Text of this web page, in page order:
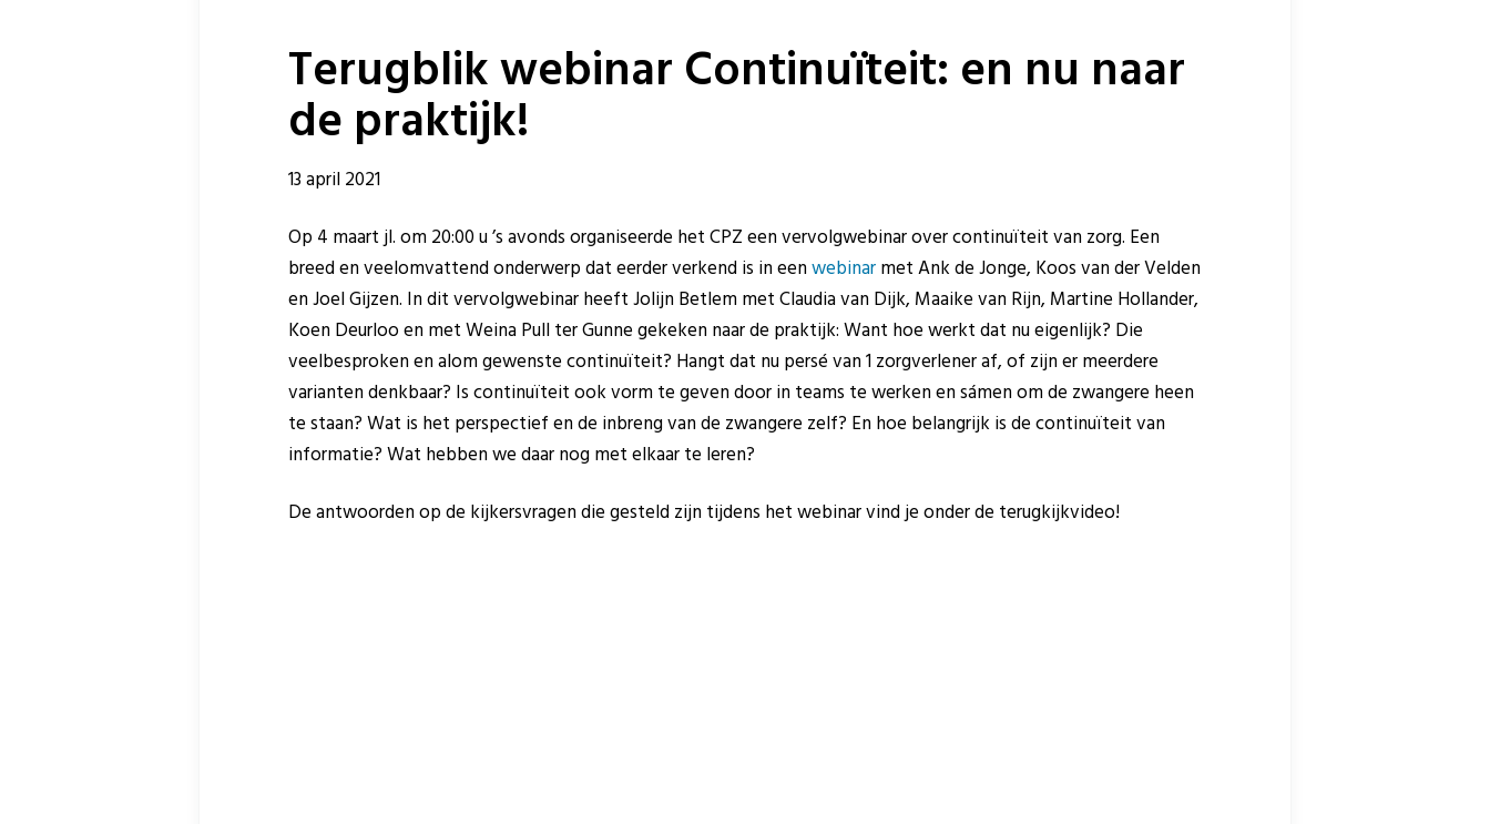
Terugblik webinar Continuïteit: en nu naar
de praktijk!
13 april 2021
Op 4 maart jl. om 20:00 u ’s avonds organiseerde het CPZ een vervolgwebinar over continuïteit van zorg. Een
breed en veelomvattend onderwerp dat eerder verkend is in eenwebinarmet Ank de Jonge, Koos van der Velden
en Joel Gijzen. In dit vervolgwebinar heeft Jolijn Betlem met Claudia van Dijk, Maaike van Rijn, Martine Hollander,
Koen Deurloo en met Weina Pull ter Gunne gekeken naar de praktijk: Want hoe werkt dat nu eigenlijk? Die
veelbesproken en alom gewenste continuïteit? Hangt dat nu persé van 1 zorgverlener af, of zijn er meerdere
varianten denkbaar? Is continuïteit ook vorm te geven door in teams te werken en sámen om de zwangere heen
te staan? Wat is het perspectief en de inbreng van de zwangere zelf? En hoe belangrijk is de continuïteit van
informatie? Wat hebben we daar nog met elkaar te leren?
De antwoorden op de kijkersvragen die gesteld zijn tijdens het webinar vind je onder de terugkijkvideo!